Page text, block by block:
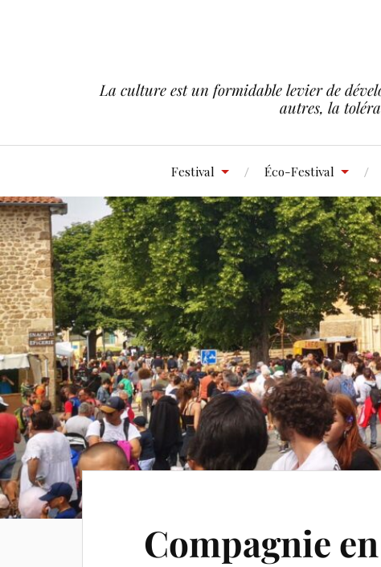
La culture est un formidable levier de
autres, la
Festival Éco-Festival
Compagnie